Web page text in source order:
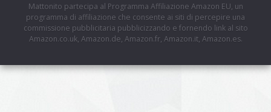
Mattonito partecipa al Programma Affiliazione Amazon EU, un
programma di affiliazione che consente ai siti di percepire una
commissione pubblicitaria pubblicizzando e fornendo link al sito
Amazon.co.uk, Amazon.de, Amazon.fr, Amazon.it, Amazon.es.